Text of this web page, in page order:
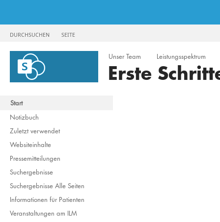
DURCHSUCHEN SEITE
Unser Team Leistungsspektrum
Erste
Start
Notizbuch
Zuletzt verwendet
Websiteinhalte
Pressemitteilungen
Suchergebnisse
Suchergebnisse Alle Seiten
Informationen für Patienten
Veranstaltungen am ILM